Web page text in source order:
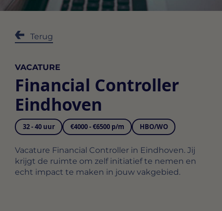
Terug
VACATURE
Financial Controller
Eindhoven
32 - 40 uur €4000 - €6500 p/m HBO/WO
Vacature Financial Controller in Eindhoven. Jij
krijgt de ruimte om zelf initiatief te nemen en
echt impact te maken in jouw vakgebied.